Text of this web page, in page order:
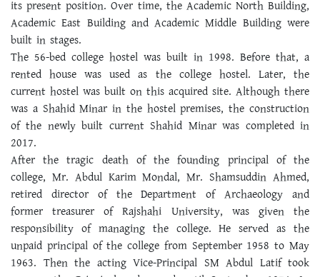
its present position. Over time, the Academic North Building,
Academic East Building and Academic Middle Building were
built in stages.
The 56-bed college hostel was built in 1998. Before that, a
rented house was used as the college hostel. Later, the
current hostel was built on this acquired site. Although there
was a Shahid Minar in the hostel premises, the construction
of the newly built current Shahid Minar was completed in
2017.
After the tragic death of the founding principal of the
college, Mr. Abdul Karim Mondal, Mr. Shamsuddin Ahmed,
retired director of the Department of Archaeology and
former treasurer of Rajshahi University, was given the
responsibility of managing the college. He served as the
unpaid principal of the college from September 1958 to May
1963. Then the acting Vice-Principal SM Abdul Latif took